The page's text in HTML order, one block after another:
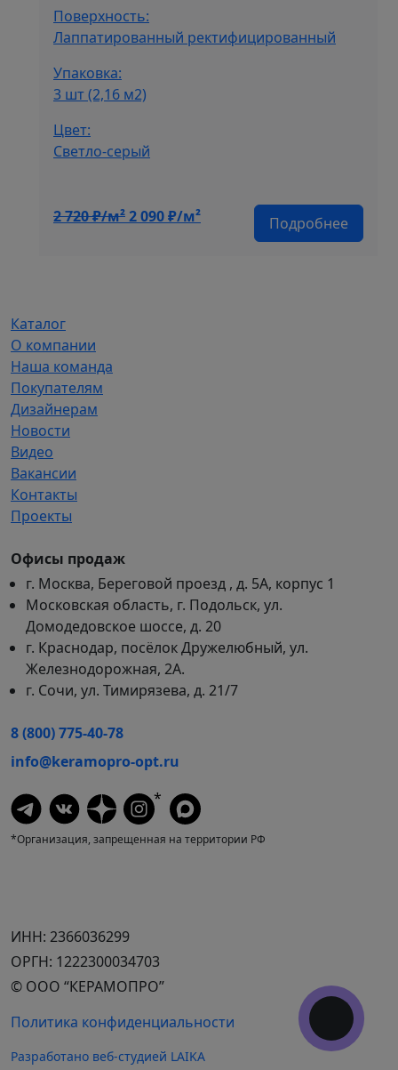
Поверхность:
Лаппатированный ректифицированный
Упаковка:
3 шт (2,16 м2)
Цвет:
Cветло-серый
Подробнее
2 720₽/м²Первоначальная
2 090₽/м²Текущая
ИНН: 2366036299
ОРГН: 1222300034703
© ООО “КЕРАМОПРО”
Политика конфиденциальности
Разработано веб-студией LAIKA
Каталог
О компании
Наша команда
Покупателям
Дизайнерам
Новости
Видео
Вакансии
Контакты
Проекты
Офисы продаж
г. Москва, Береговой проезд , д. 5А, корпус 1
Московская область, г. Подольск, ул.
Домодедовское шоссе, д. 20
г. Краснодар, посёлок Дружелюбный, ул.
Железнодорожная, 2А.
г. Сочи, ул. Тимирязева, д. 21/7
8 (800) 775-40-78
info@keramopro-opt.ru
*
*Организация, запрещенная на территории РФ